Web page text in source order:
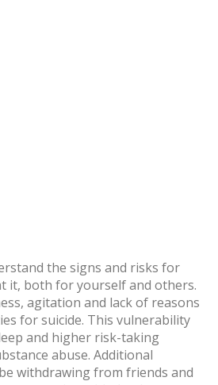
the signs and risks for
it, both for yourself and others.
agitation and lack of reasons
for suicide. This vulnerability
and higher risk-taking
abuse. Additional
withdrawing from friends and